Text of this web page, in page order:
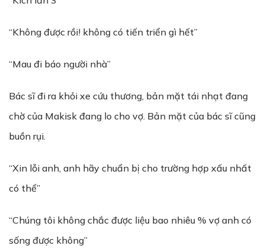
“Không được rồi! không có tiến triển gì hết”
“Mau đi báo người nhà”
Bác sĩ đi ra khỏi xe cứu thương, bản mặt tái nhạt đang
chờ của Makisk đang lo cho vợ. Bản mặt của bác sĩ cũng
buồn rụi.
“Xin lỗi anh, anh hãy chuẩn bị cho trường hợp xấu nhất
có thể”
“Chúng tôi không chắc được liệu bao nhiêu % vợ anh có
sống được không”